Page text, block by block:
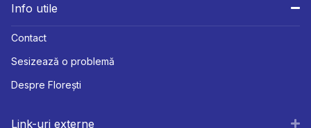
Info utile
Contact
Sesizează o problemă
Despre Florești
Link-uri externe